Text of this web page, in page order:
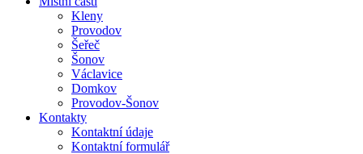
Kleny
Provodov
Šeřeč
Šonov
Václavice
Domkov
Provodov-Šonov
Kontakty
Kontaktní údaje
Kontaktní formulář